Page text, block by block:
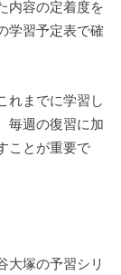
内容の定着度を
学習予定表で確
れまでに学習し
毎週の復習に加
ことが重要で
大塚の予習シリ